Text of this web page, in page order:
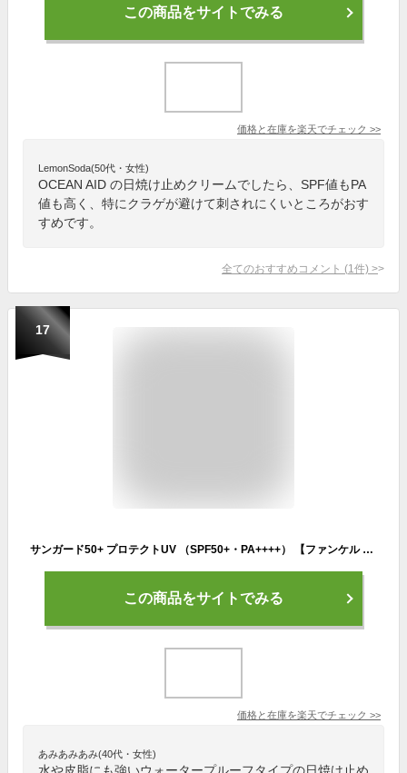
この商品をサイトでみる
価格と在庫を楽天でチェック >>
LemonSoda(50代・女性)
OCEAN AID の日焼け止めクリームでしたら、SPF値もPA
値も高く、特にクラゲが避けて刺されにくいところがおす
すめです。
全てのおすすめコメント (1 件) >
17
サンガード50+ プロテクトUV （SPF50+・PA++++） 【ファンケル 公式】[FANCL 日焼け止め 日焼けどめ uv 無添加 ウォータープルーフ 全身用 紫外線対策 化粧品 ボディ 乾燥 uvミルク メイク下地 化粧下地 下地 ノンケミカル]
この商品をサイトでみる
価格と在庫を楽天でチェック >>
あみあみあみ(40代・女性)